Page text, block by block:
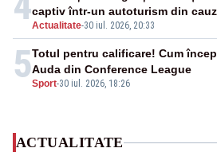
Actualitate-30 iul. 2026, 20:33
captiv într-un autoturism din
5Sport-30 iul. 2026, 18:26
Totul pentru calificare! Cum
Auda din Conference League
ACTUALITATE